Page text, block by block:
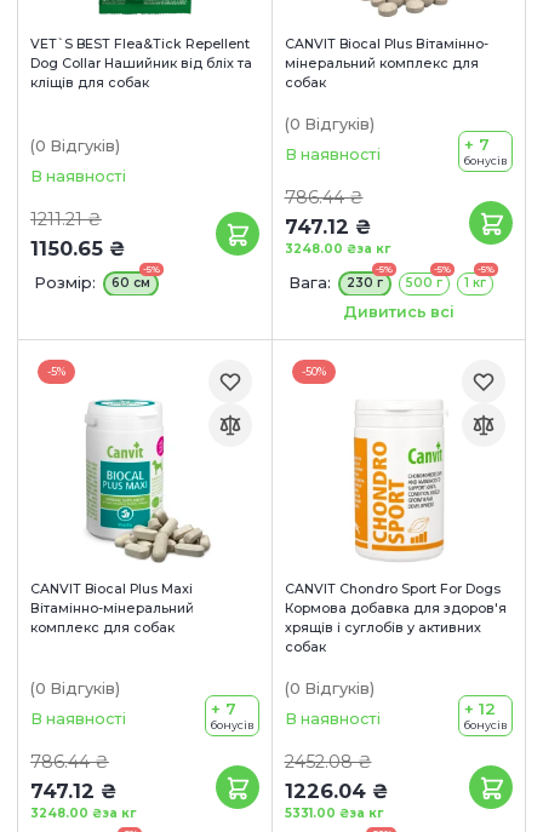
VET`S BEST Flea&Tick Repellent
Dog Collar Нашийник від бліх та
кліщів для собак
(0 Відгуків)
В наявності
1211.21 ₴
1150.65 ₴
Розмір:
-5%
60 см
CANVIT Biocal Plus Вітамінно-
мінеральний комплекс для
собак
(0 Відгуків)
В наявності
786.44 ₴
747.12 ₴
за кг
3248.00 ₴
+ 7
бонусів
Вага:
-5%
230 г
-5%
500 г
-5%
1 кг
Терміни придатності:
Дивитись всі
-5%
CANVIT Biocal Plus Maxi
Вітамінно-мінеральний
комплекс для собак
(0 Відгуків)
В наявності
786.44 ₴
747.12 ₴
за кг
3248.00 ₴
+ 7
бонусів
-50%
CANVIT Chondro Sport For Dogs
Кормова добавка для здоров'я
хрящів і суглобів у активних
собак
(0 Відгуків)
В наявності
2452.08 ₴
1226.04 ₴
за кг
5331.00 ₴
+ 12
бонусів